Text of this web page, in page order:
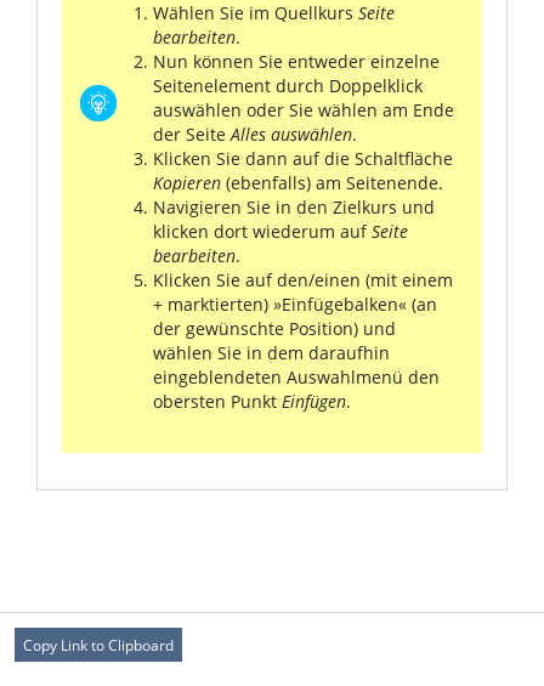
Wählen Sie im Quellkurs Seite
bearbeiten.
Nun können Sie entweder einzelne
Seitenelement durch Doppelklick
auswählen oder Sie wählen am Ende
der SeiteAlles auswählen.
Klicken Sie dann auf die Schaltfläche
Kopieren (ebenfalls) am Seitenende.
Navigieren Sie in den Zielkurs und
klicken dort wiederum aufSeite
bearbeiten.
Klicken Sie auf den/einen (mit einem
+ marktierten) »Einfügebalken« (an
der gewünschte Position) und
wählen Sie in dem daraufhin
eingeblendeten Auswahlmenü den
obersten Punkt Einfügen.
Copy Link to Clipboard